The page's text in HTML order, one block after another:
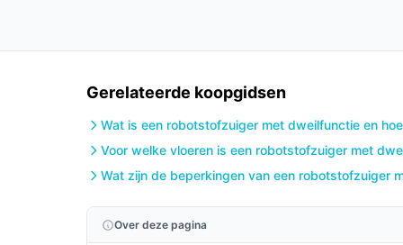
Conclusie
De Kärcher RCV 5 robotstofzuiger biedt een
houden met geavanceerde technologieën en
naar een betrouwbare schoonmaakpartner is de
Ontdek alle specificaties en vergelijk prijzen
Gerelateerde koopgidsen
Wat is een robotstofzuiger met dweilfunctie en
Voor welke vloeren is een robotstofzuiger met
Wat zijn de beperkingen van een robotstofzuiger
Over deze pagina